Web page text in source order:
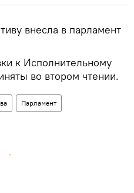
внесла в парламент
к Исполнительному
во втором чтении.
Парламент